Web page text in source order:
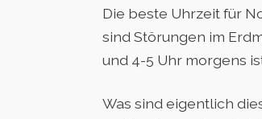
Die beste Uhrzeit für
sind Störungen im
und 4-5 Uhr morgens
Was sind eigentlich